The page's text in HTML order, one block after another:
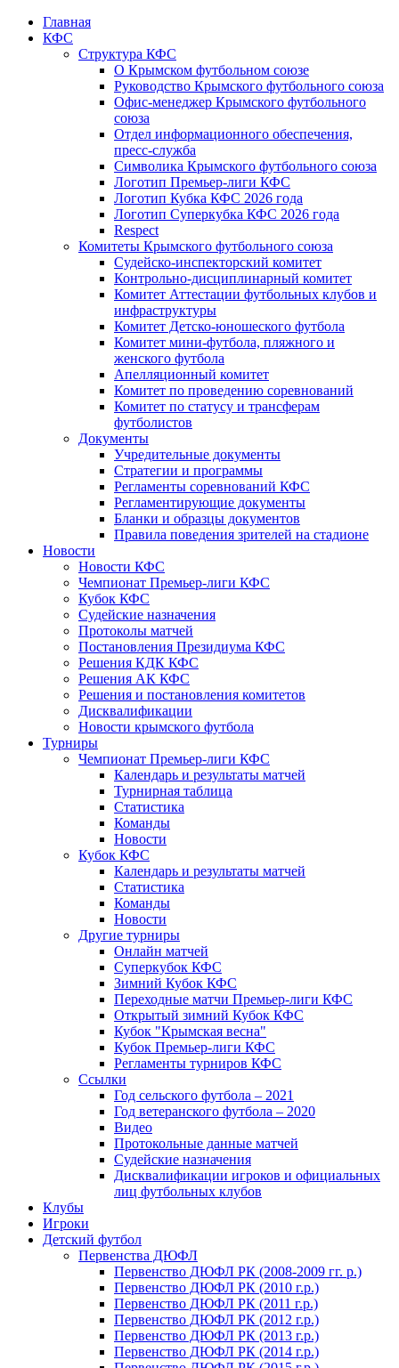
Главная
КФС
Структура КФС
О Крымском футбольном союзе
Руководство Крымского футбольного союза
Офис-менеджер Крымского футбольного
союза
Отдел информационного обеспечения,
пресс-служба
Символика Крымского футбольного союза
Логотип Премьер-лиги КФС
Логотип Кубка КФС 2026 года
Логотип Суперкубка КФС 2026 года
Respect
Комитеты Крымского футбольного союза
Судейско-инспекторский комитет
Контрольно-дисциплинарный комитет
Комитет Аттестации футбольных клубов и
инфраструктуры
Комитет Детско-юношеского футбола
Комитет мини-футбола, пляжного и
женского футбола
Апелляционный комитет
Комитет по проведению соревнований
Комитет по статусу и трансферам
футболистов
Документы
Учредительные документы
Стратегии и программы
Регламенты соревнований КФС
Регламентирующие документы
Бланки и образцы документов
Правила поведения зрителей на стадионе
Новости
Новости КФС
Чемпионат Премьер-лиги КФС
Кубок КФС
Судейские назначения
Протоколы матчей
Постановления Президиума КФС
Решения КДК КФС
Решения АК КФС
Решения и постановления комитетов
Дисквалификации
Новости крымского футбола
Турниры
Чемпионат Премьер-лиги КФС
Календарь и результаты матчей
Турнирная таблица
Статистика
Команды
Новости
Кубок КФС
Календарь и результаты матчей
Статистика
Команды
Новости
Другие турниры
Онлайн матчей
Суперкубок КФС
Зимний Кубок КФС
Переходные матчи Премьер-лиги КФС
Открытый зимний Кубок КФС
Кубок "Крымская весна"
Кубок Премьер-лиги КФС
Регламенты турниров КФС
Ссылки
Год сельского футбола – 2021
Год ветеранского футбола – 2020
Видео
Протокольные данные матчей
Судейские назначения
Дисквалификации игроков и официальных
лиц футбольных клубов
Клубы
Игроки
Детский футбол
Первенства ДЮФЛ
Первенство ДЮФЛ РК (2008-2009 гг. р.)
Первенство ДЮФЛ РК (2010 г.р.)
Первенство ДЮФЛ РК (2011 г.р.)
Первенство ДЮФЛ РК (2012 г.р.)
Первенство ДЮФЛ РК (2013 г.р.)
Первенство ДЮФЛ РК (2014 г.р.)